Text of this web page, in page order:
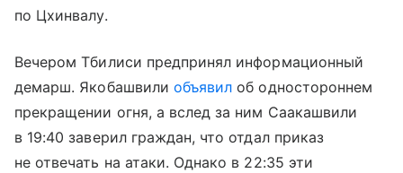
по Цхинвалу.
Вечером Тбилиси предпринял информационный
демарш. Якобашвили объявил об одностороннем
прекращении огня, а вслед за ним Саакашвили
в 19:40 заверил граждан, что отдал приказ
не отвечать на атаки. Однако в 22:35 эти